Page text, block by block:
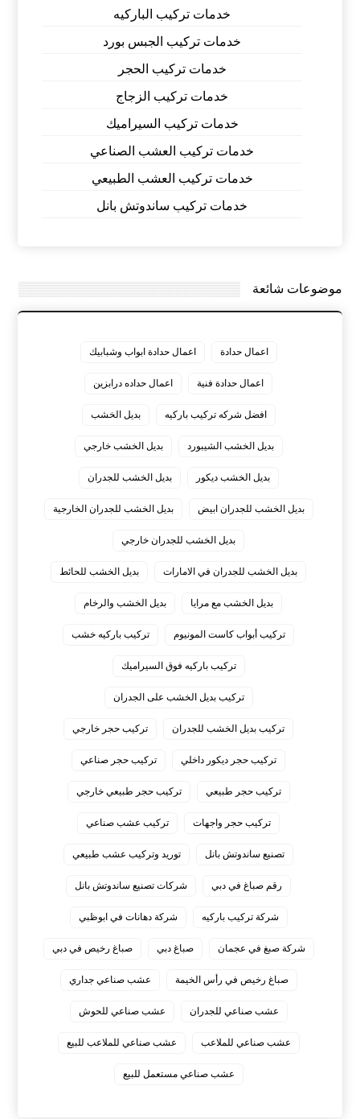
خدمات تركيب الباركيه
خدمات تركيب الجبس بورد
خدمات تركيب الحجر
خدمات تركيب الزجاج
خدمات تركيب السيراميك
خدمات تركيب العشب الصناعي
خدمات تركيب العشب الطبيعي
خدمات تركيب ساندوتش بانل
موضوعات شائعة
اعمال حدادة اعمال حدادة ابواب وشبابيك
اعمال حدادة فنية اعمال حداده درابزين
افضل شركه تركيب باركيه بديل الخشب
بديل الخشب الشيبورد بديل الخشب خارجي
بديل الخشب ديكور بديل الخشب للجدران
بديل الخشب للجدران ابيض بديل الخشب للجدران الخارجية
بديل الخشب للجدران خارجي
بديل الخشب للجدران في الامارات بديل الخشب للحائط
بديل الخشب مع مرايا بديل الخشب والرخام
تركيب أبواب كاست المونيوم تركيب باركيه خشب
تركيب باركيه فوق السيراميك
تركيب بديل الخشب على الجدران
تركيب بديل الخشب للجدران تركيب حجر خارجي
تركيب حجر ديكور داخلي تركيب حجر صناعي
تركيب حجر طبيعي تركيب حجر طبيعي خارجي
تركيب حجر واجهات تركيب عشب صناعي
تصنيع ساندوتش بانل توريد وتركيب عشب طبيعي
رقم صباغ في دبي شركات تصنيع ساندوتش بانل
شركة تركيب باركيه شركة دهانات في ابوظبي
شركة صبغ في عجمان صباغ دبي صباغ رخيص في دبي
صباغ رخيص في رأس الخيمة عشب صناعي جداري
عشب صناعي للجدران عشب صناعي للحوش
عشب صناعي للملاعب عشب صناعي للملاعب للبيع
عشب صناعي مستعمل للبيع